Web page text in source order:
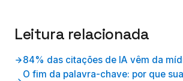
Leitura relacionada
84% das citações de IA vêm da
O fim da palavra-chave: por que